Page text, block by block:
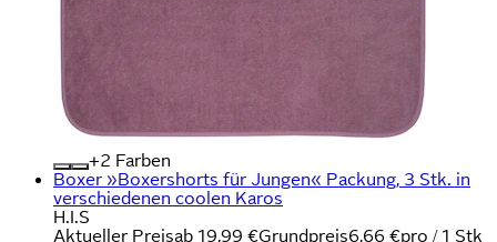
+
Farben
Boxer »Boxershorts für Jungen« Packung, 3 Stk. in
verschiedenen coolen Karos
H.I.S
Aktueller Preisab 19,99 €Grundpreis6,66 €pro / 1 Stk